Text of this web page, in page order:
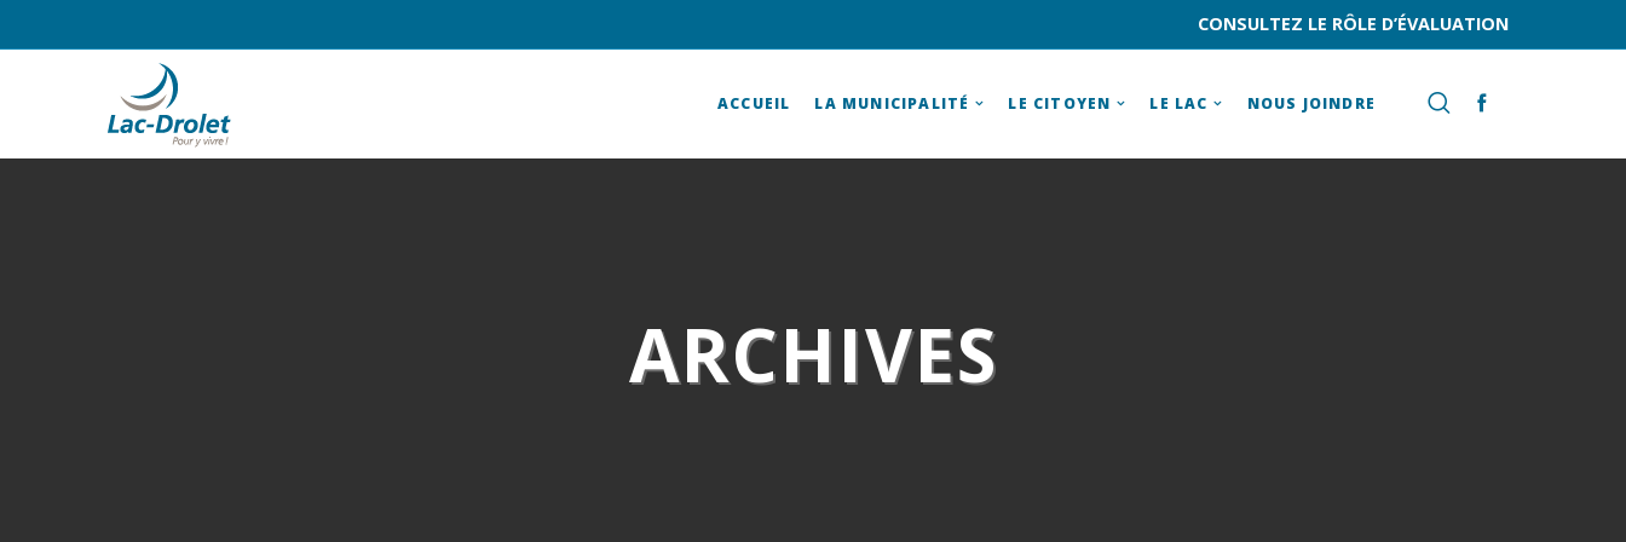
CONSULTEZ LE RÔLE D’ÉVALUATION
ACCUEIL LA MUNICIPALITÉ LE CITOYEN LE LAC NOUS JOINDRE
ARCHIVES